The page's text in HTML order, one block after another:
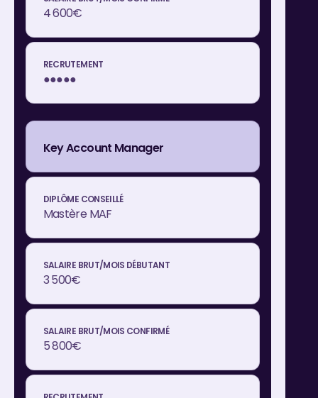
4 600€
●●●●●
Key Account Manager
Mastère MAF
3 500€
5 800€